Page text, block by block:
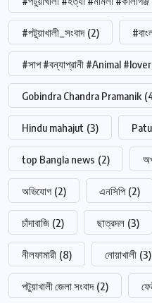
#পটুয়াখালী_সংবাদ (2)
#সাপ #বন্যাপ্রানী #Animal
Gobindra Chandra Pramanik
Hindu mahajut (3)
top Bangla news (2)
অভিযোগ (2) এনসিপি (2)
চাঁদাবাজি (2) ছাত্রদল (3)
নীলফামারী (8) নোয়াখালী (3)
পটুয়াখালী জেলা সংবাদ (2)